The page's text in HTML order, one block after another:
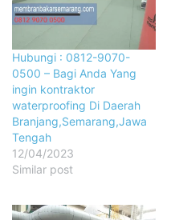
Hubungi : 0812-9070-
0500 – Bagi Anda Yang
ingin kontraktor
waterproofing Di Daerah
Branjang,Semarang,Jawa
Tengah
12/04/2023
Similar post